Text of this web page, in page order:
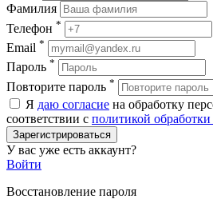
Фамилия
Телефон *
Email *
Пароль *
Повторите пароль *
Я даю согласие на обработку
соответствии с политикой
Зарегистрироваться
У вас уже есть аккаунт?
Войти
Восстановление пароля